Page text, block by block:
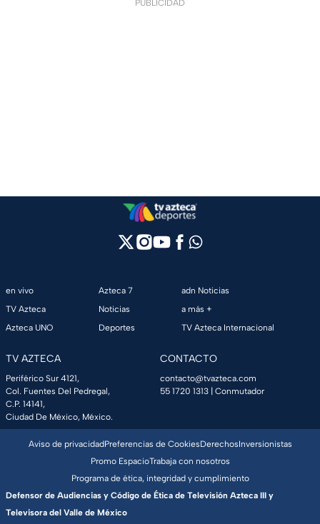
PUBLICIDAD
en vivo
TV Azteca
Azteca UNO
Azteca 7
Noticias
Deportes
adn Noticias
a más +
TV Azteca Internacional
TV AZTECA
Periférico Sur 4121,
Col. Fuentes Del Pedregal,
C.P. 14141,
Ciudad De México, México.
CONTACTO
contacto@tvazteca.com
55 1720 1313 | Conmutador
Aviso de privacidadPreferencias de CookiesDerechosInversionistas
Promo EspacioTrabaja con nosotros
Programa de ética, integridad y cumplimiento
Defensor de Audiencias y Código de Ética de Televisión Azteca III y
Televisora del Valle de México